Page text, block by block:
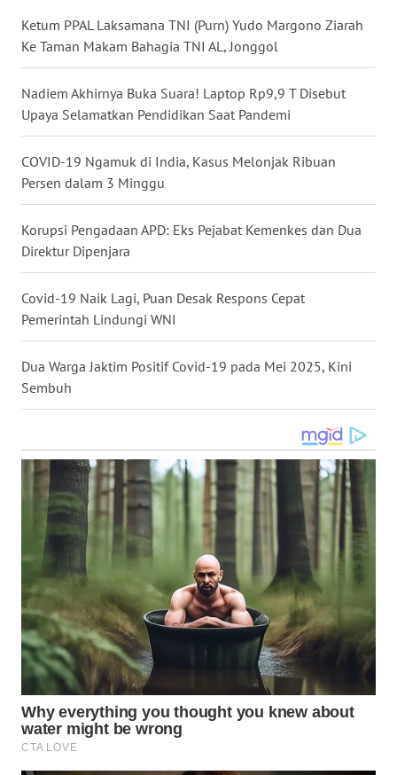
Ketum PPAL Laksamana TNI (Purn) Yudo Margono Ziarah
Ke Taman Makam Bahagia TNI AL, Jonggol
Nadiem Akhirnya Buka Suara! Laptop Rp9,9 T Disebut
Upaya Selamatkan Pendidikan Saat Pandemi
COVID-19 Ngamuk di India, Kasus Melonjak Ribuan
Persen dalam 3 Minggu
Korupsi Pengadaan APD: Eks Pejabat Kemenkes dan Dua
Direktur Dipenjara
Covid-19 Naik Lagi, Puan Desak Respons Cepat
Pemerintah Lindungi WNI
Dua Warga Jaktim Positif Covid-19 pada Mei 2025, Kini
Sembuh
WN
BABEL
WN
SUMBAR
WN
SUMSEL
WN
BENGKULU
LAMPUNG
JATENG
WN
JOGJA
WN
JATIM
WN
BALI
WN
KALBAR
WN